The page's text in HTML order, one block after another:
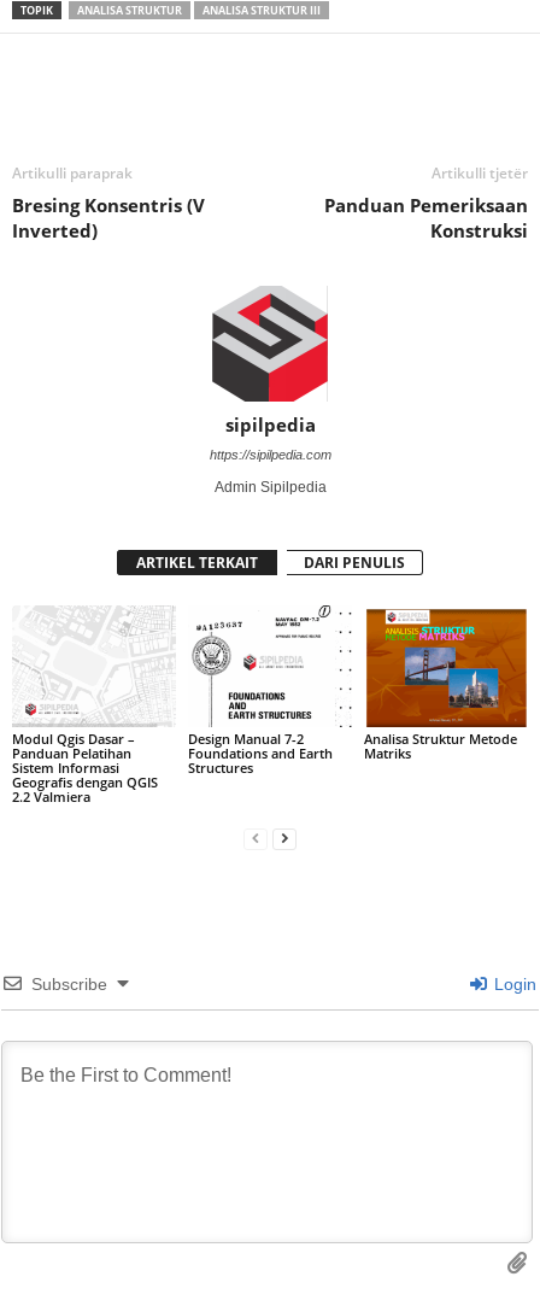
TOPIK ANALISA STRUKTUR ANALISA STRUKTUR III
Artikulli paraprak
Bresing Konsentris (V
Inverted)
Artikulli tjetër
Panduan Pemeriksaan
Konstruksi
sipilpedia
https://sipilpedia.com
Admin Sipilpedia
ARTIKEL TERKAIT DARI PENULIS
Modul Qgis Dasar –
Panduan Pelatihan
Sistem Informasi
Geografis dengan QGIS
2.2 Valmiera
Design Manual 7-2
Foundations and Earth
Structures
Analisa Struktur Metode
Matriks
Subscribe Login